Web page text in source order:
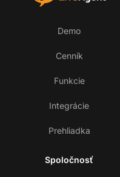
Demo
Cenník
Funkcie
Integrácie
Prehliadka
Spoločnosť